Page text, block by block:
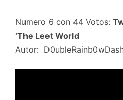
Numero 6 con 44 Votos:
‘The Leet World
Autor: